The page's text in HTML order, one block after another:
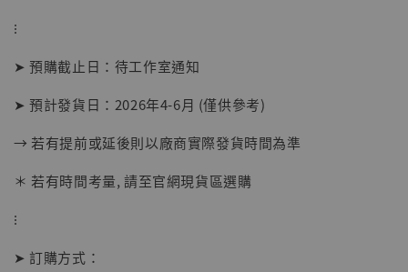
加購優惠【讓子彈飛 鵝城縣長 張麻子 [BK01]】
⁝
➤ 預購截止日：待工作室通知
➤ 預計發貨日：2026年4-6月 (僅供參考)
→ 若有提前或延後則以廠商實際發貨時間為準
＊ 若有時間考量, 請至官網現貨區選購
⁝
➤ 訂購方式：